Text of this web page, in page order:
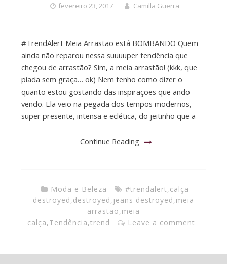
fevereiro 23, 2017 Camilla Guerra
#TrendAlert Meia Arrastão está BOMBANDO Quem
ainda não reparou nessa suuuuper tendência que
chegou de arrastão? Sim, a meia arrastão! (kkk, que
piada sem graça… ok) Nem tenho como dizer o
quanto estou gostando das inspirações que ando
vendo. Ela veio na pegada dos tempos modernos,
super presente, intensa e eclética, do jeitinho que a
Continue Reading
Moda e Beleza #trendalert,calça
destroyed,destroyed, jeans destroyed,meia
arrastão,meia
calça,Tendência,trend Leave a comment